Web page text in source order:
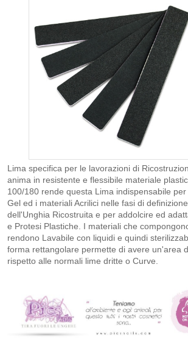
Lima specifica per le lavorazioni di
anima in resistente e flessibile materiale
100/180 rende questa Lima indispensabile
Gel ed i materiali Acrilici nelle fasi di
dell'Unghia Ricostruita e per addolcire ed
e Protesi Plastiche. I materiali che
rendono Lavabile con liquidi e quindi
forma rettangolare permette di avere un'area
rispetto alle normali lime dritte o Curve.